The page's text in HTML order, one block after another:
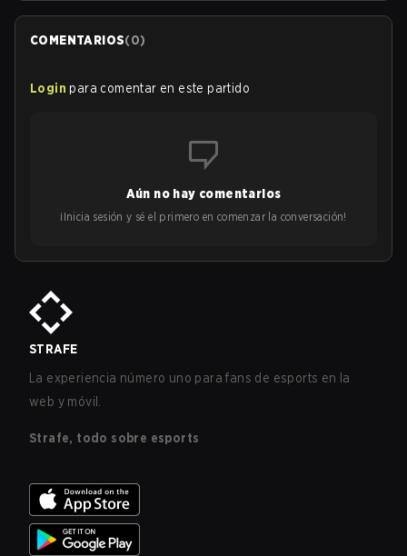
COMENTARIOS(0)
Login para comentar en este partido
Aún no hay comentarios
¡Inicia sesión y sé el primero en comenzar la conversación!
STRAFE
La experiencia número uno para fans de esports en la
web y móvil.
Strafe, todo sobre esports